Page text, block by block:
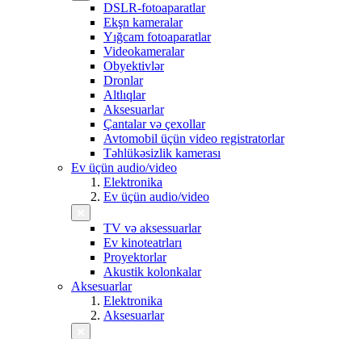
DSLR-fotoaparatlar
Ekşn kameralar
Yığcam fotoaparatlar
Videokameralar
Obyektivlər
Dronlar
Altlıqlar
Aksesuarlar
Çantalar və çexollar
Avtomobil üçün video registratorlar
Təhlükəsizlik kamerası
Ev üçün audio/video
Elektronika
Ev üçün audio/video
TV və aksessuarlar
Ev kinoteatrları
Proyektorlar
Akustik kolonkalar
Aksesuarlar
Elektronika
Aksesuarlar